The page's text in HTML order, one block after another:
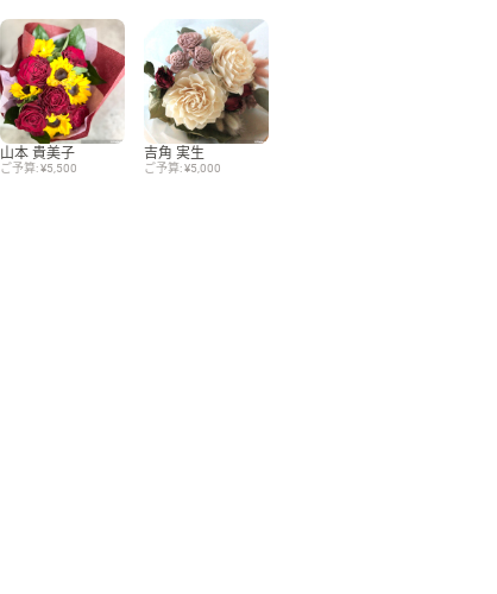
instagram
Language
日本語
山本 貴美子
ご予算: ¥5,500
吉角 実生
ご予算: ¥5,000